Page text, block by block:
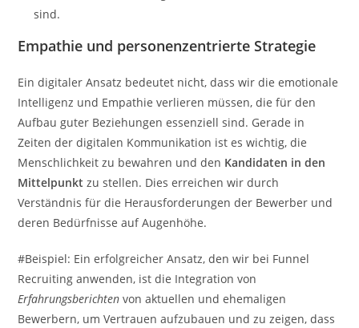
sind.
Empathie und personenzentrierte Strategie
Ein digitaler Ansatz bedeutet nicht, dass wir die emotionale
Intelligenz und Empathie verlieren müssen, die für den
Aufbau guter Beziehungen essenziell sind. Gerade in
Zeiten der digitalen Kommunikation ist es wichtig, die
Menschlichkeit zu bewahren und den Kandidaten in den
Mittelpunkt zu stellen. Dies erreichen wir durch
Verständnis für die Herausforderungen der Bewerber und
deren Bedürfnisse auf Augenhöhe.
#Beispiel: Ein erfolgreicher Ansatz, den wir bei Funnel
Recruiting anwenden, ist die Integration von
Erfahrungsberichten von aktuellen und ehemaligen
Bewerbern, um Vertrauen aufzubauen und zu zeigen, dass